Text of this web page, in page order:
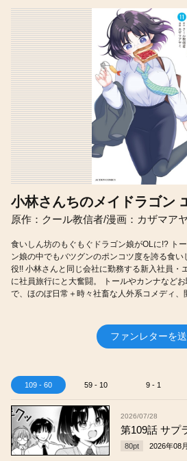
小林さんちのメイドラゴン
原作：クール教信者/漫画：カザマア
食いしん坊のもぐもぐドラゴン娘がOLに!? ト
ン娘の中でもバツグンのポンコツ度を誇る食
役!! 小林さんと同じ会社に勤務する新入社員・
に社員旅行にと大奮闘。 トールやカンナなど
で、ほのぼ日常＋時々社畜な人外系コメディ、
ファンレターを
109 - 60 59 - 10 9 - 1
2026/07/28
第109話 サプ
80pt 2026年08